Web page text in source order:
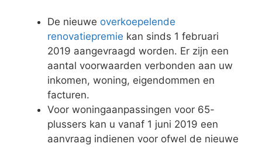
De nieuwe overkoepelende
renovatiepremie kan sinds 1 februari
2019 aangevraagd worden. Er zijn een
aantal voorwaarden verbonden aan uw
inkomen, woning, eigendommen en
facturen.
Voor woningaanpassingen voor 65-
plussers kan u vanaf 1 juni 2019 een
aanvraag indienen voor ofwel de nieuwe